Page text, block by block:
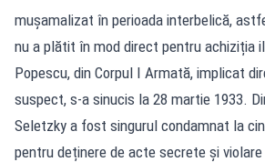
mușamalizat în perioada interbelică,
nu a plătit în mod direct pentru achiziția
Popescu, din Corpul I Armată, implicat
suspect, s-a sinucis la 28 martie 1933.
Seletzky a fost singurul condamnat la
pentru deținere de acte secrete și